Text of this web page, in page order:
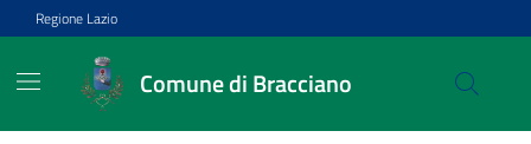
Vai ai contenuti
Vai al footer
Regione Lazio
Comune di Bracciano